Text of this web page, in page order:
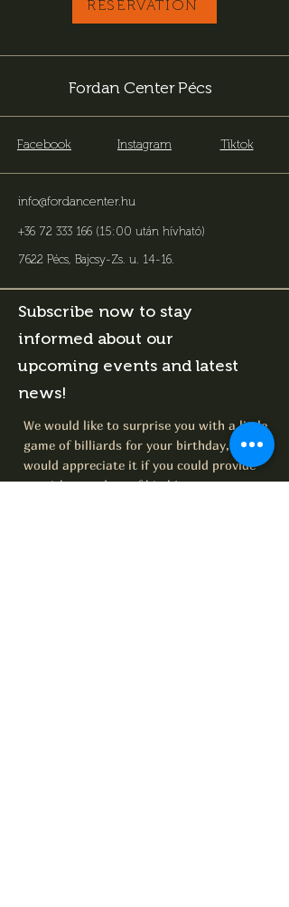
RESERVATION
Fordan Center Pécs
Facebook Instagram Tiktok
info@fordancenter.hu
+36 72 333 166 (15:00 után hívható)
7622 Pécs, Bajcsy-Zs. u. 14-16.
Subscribe now to stay
informed about our
upcoming events and latest
news!
We would like to surprise you with a little
game of billiards for your birthday, so we
would appreciate it if you could provide
us with your date of birth!